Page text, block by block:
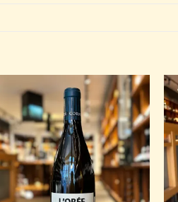
Add to
Wishlist